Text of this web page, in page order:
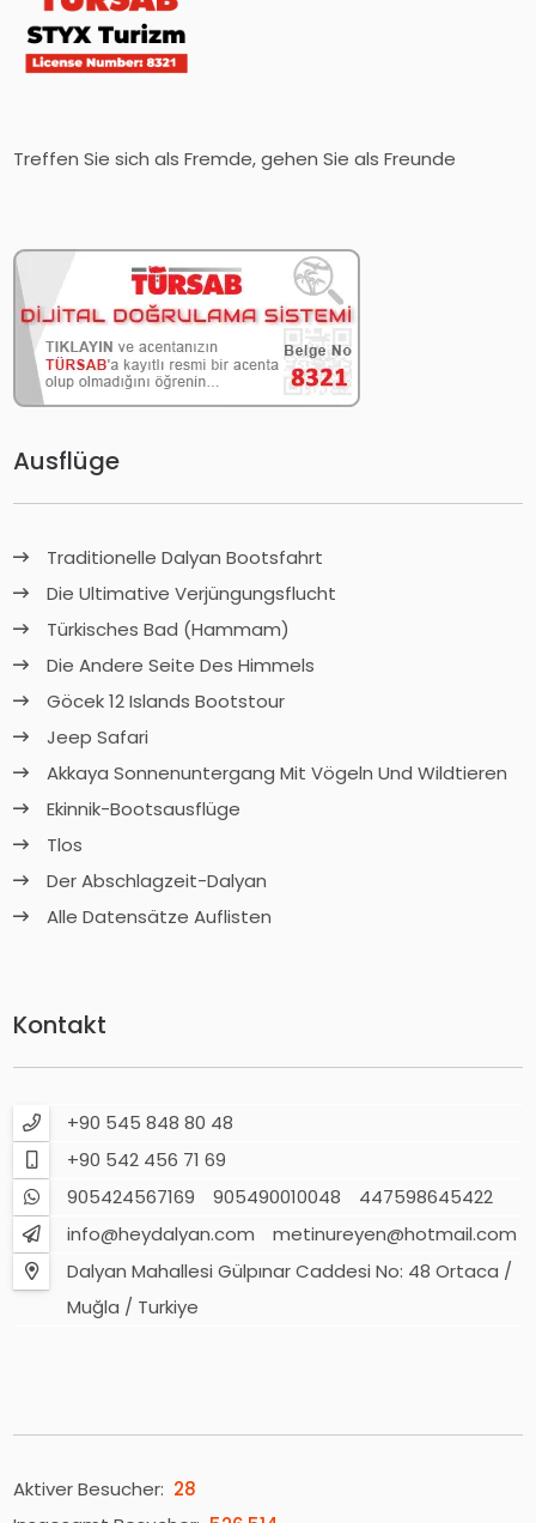
Treffen Sie sich als Fremde, gehen Sie als Freunde
Ausflüge
Traditionelle Dalyan Bootsfahrt
Die Ultimative Verjüngungsflucht
Türkisches Bad (Hammam)
Die Andere Seite Des Himmels
Göcek 12 Islands Bootstour
Jeep Safari
Akkaya Sonnenuntergang Mit Vögeln Und Wildtieren
Ekinnik-Bootsausflüge
Tlos
Der Abschlagzeit-Dalyan
Alle Datensätze Auflisten
Kontakt
+90 545 848 80 48
+90 542 456 71 69
905424567169
905490010048
447598645422
info@heydalyan.com
metinureyen@hotmail.com
Dalyan Mahallesi Gülpınar Caddesi No: 48 Ortaca /
Muğla / Turkiye
Aktiver Besucher: 28